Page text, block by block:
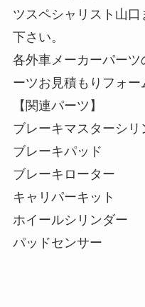
ツスペシャリスト山
下さい。
各外車メーカーパー
ーツお見積もりフォー
【関連パーツ】
ブレーキマスターシリ
ブレーキパッド
ブレーキローター
キャリパーキット
ホイールシリンダー
パッドセンサー